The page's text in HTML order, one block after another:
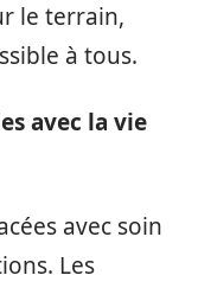
le terrain,
à tous.
avec la vie
avec soin
Les